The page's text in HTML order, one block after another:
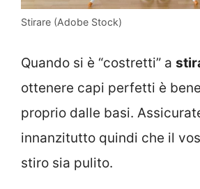
Stirare (Adobe Stock)
Quando si è “costretti” a
ottenere capi perfetti è
proprio dalle basi.
innanzitutto quindi che il
stiro sia pulito.